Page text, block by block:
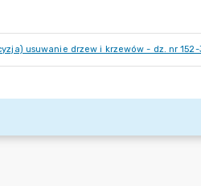
usuwanie drzew i krzewów - dz. nr 152-